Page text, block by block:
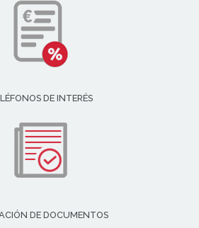
DE INTERÉS
DE DOCUMENTOS